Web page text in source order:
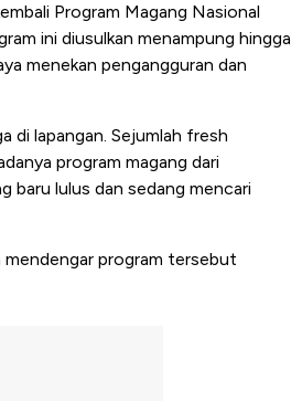
Program Magang Nasional
ini diusulkan menampung hingga
menekan pengangguran dan
di lapangan. Sejumlah fresh
program magang dari
baru lulus dan sedang mencari
mendengar program tersebut